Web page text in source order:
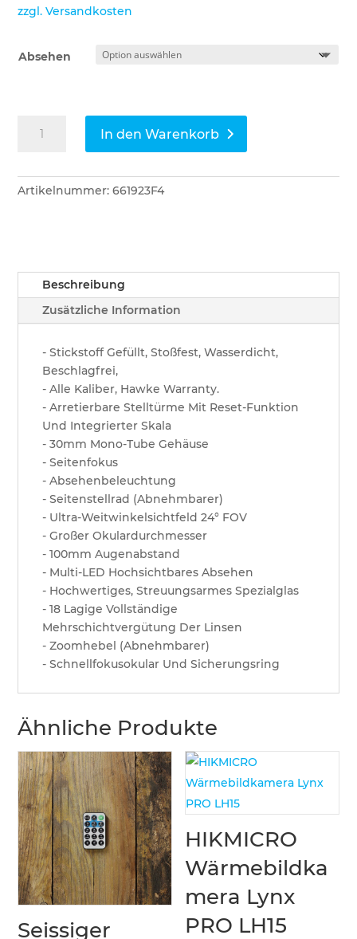
zzgl. Versandkosten
Absehen
Zielfernrohr
30
SF
In den Warenkorb
Artikelnummer:661923F4
Beschreibung
Zusätzliche Information
- Stickstoff Gefüllt, Stoßfest, Wasserdicht,
Beschlagfrei,
- Alle Kaliber, Hawke Warranty.
- Arretierbare Stelltürme Mit Reset-Funktion
Und Integrierter Skala
- 30mm Mono-Tube Gehäuse
- Seitenfokus
- Absehenbeleuchtung
- Seitenstellrad (Abnehmbarer)
- Ultra-Weitwinkelsichtfeld 24° FOV
- Großer Okulardurchmesser
- 100mm Augenabstand
- Multi-LED Hochsichtbares Absehen
- Hochwertiges, Streuungsarmes Spezialglas
- 18 Lagige Vollständige
Mehrschichtvergütung Der Linsen
- Zoomhebel (Abnehmbarer)
- Schnellfokusokular Und Sicherungsring
Ähnliche Produkte
Seissiger
HIKMICRO
Wärmebildka
mera Lynx
PRO LH15